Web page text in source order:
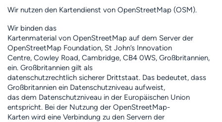
Wir nutzen den Kartendienst von OpenStreetMap (OSM).
Wir binden das
Kartenmaterial von OpenStreetMap auf dem Server der
OpenStreetMap Foundation, St John’s Innovation
Centre, Cowley Road, Cambridge, CB4 0WS, Großbritannien,
ein. Großbritannien gilt als
datenschutzrechtlich sicherer Drittstaat. Das bedeutet, dass
Großbritannien ein Datenschutzniveau aufweist,
das dem Datenschutzniveau in der Europäischen Union
entspricht. Bei der Nutzung der OpenStreetMap-
Karten wird eine Verbindung zu den Servern der